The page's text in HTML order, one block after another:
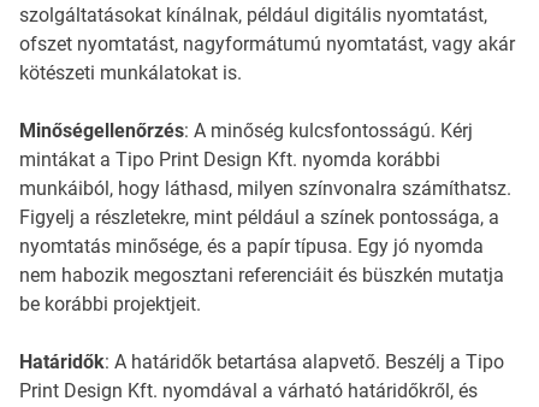
szolgáltatásokat kínálnak, például digitális nyomtatást,
ofszet nyomtatást, nagyformátumú nyomtatást, vagy akár
kötészeti munkálatokat is.
Minőségellenőrzés: A minőség kulcsfontosságú. Kérj
mintákat a Tipo Print Design Kft. nyomda korábbi
munkáiból, hogy láthasd, milyen színvonalra számíthatsz.
Figyelj a részletekre, mint például a színek pontossága, a
nyomtatás minősége, és a papír típusa. Egy jó nyomda
nem habozik megosztani referenciáit és büszkén mutatja
be korábbi projektjeit.
Határidők: A határidők betartása alapvető. Beszélj a Tipo
Print Design Kft. nyomdával a várható határidőkről, és